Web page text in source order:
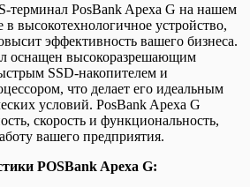
терминал PosBank Apexa G на нашем
в высокотехнологичное устройство,
эффективность вашего бизнеса.
оснащен высокоразрешающим
SSD-накопителем и
что делает его идеальным
условий. PosBank Apexa G
скорость и функциональность,
вашего предприятия.
POSBank Apexa G: